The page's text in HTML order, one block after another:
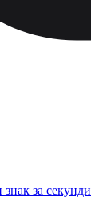
знак за секунди